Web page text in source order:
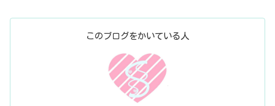
このブログをかいている人